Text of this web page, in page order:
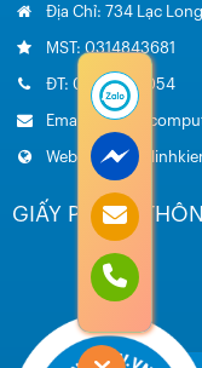
Địa Chỉ: 734 Lạc
MST: 0314843681
ĐT: 0985.051.054
Email:
Website:
GIẤY PHÉP –